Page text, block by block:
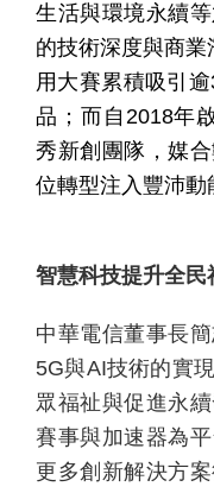
生活與環境永續
的技術深度與商業
用大賽累積吸引逾
品；而自 2018年
秀新創團隊，媒
位轉型注入豐沛動
智慧科技提升全
中華電信董事長
5G與AI技術的實
眾福祉與促進永
賽事與加速器為
更多創新解決方